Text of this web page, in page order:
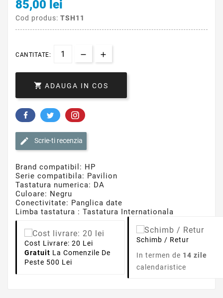
85,00 lei
Cod produs: TSH11
CANTITATE:
 ADAUGA IN COS
Scrie-ti recenzia
Brand compatibil: HP
Serie compatibila: Pavilion
Tastatura numerica: DA
Culoare: Negru
Conectivitate: Panglica date
Limba tastatura : Tastatura Internationala
Cost Livrare: 20 Lei
Gratuit La Comenzile De
Peste 500 Lei
Schimb / Retur
In termen de 14 zile
calendaristice